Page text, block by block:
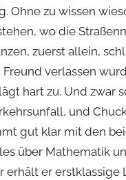
Ohne zu wissen
wo die
zuerst allein,
verlassen
hart zu. Und zwar
und
gut klar mit den
über Mathematik
erhält er erstklassige